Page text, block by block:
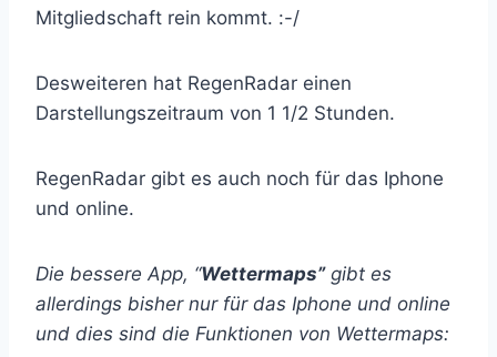
Mitgliedschaft rein kommt. :-/
Desweiteren hat RegenRadar einen
Darstellungszeitraum von 1 1/2 Stunden.
RegenRadar gibt es auch noch für das Iphone
und online.
Die bessere App, “Wettermaps”gibt es
allerdings bisher nur für das Iphone und online
und dies sind die Funktionen von Wettermaps: